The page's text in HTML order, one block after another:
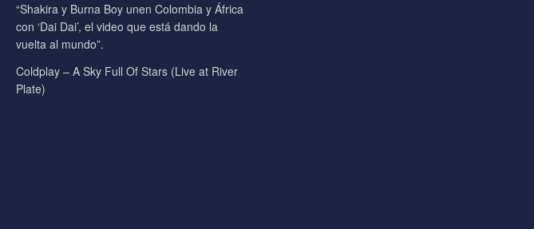
“Shakira y Burna Boy unen Colombia y África
con ‘Dai Dai’, el video que está dando la
vuelta al mundo”.
Coldplay – A Sky Full Of Stars (Live at River
Plate)